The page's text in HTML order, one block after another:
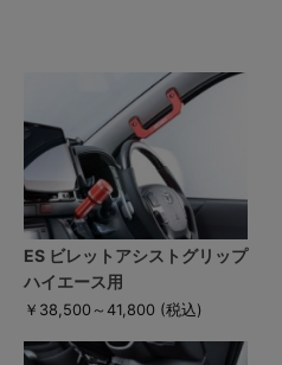
ES ビレットアシストグリップ
ハイエース用
￥38,500～41,800 (税込)